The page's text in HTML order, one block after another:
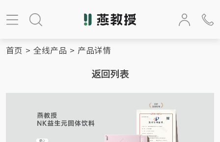
首页 > 全线产品 > 产品详情
返回列表